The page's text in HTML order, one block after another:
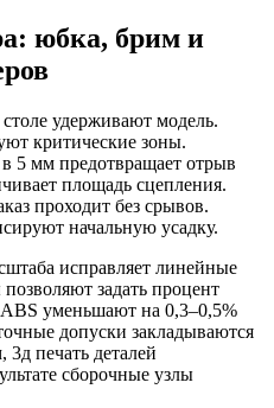
юбка, брим и
удерживают модель.
критические зоны.
5 мм предотвращает отрыв
площадь сцепления.
проходит без срывов.
начальную усадку.
исправляет линейные
задать процент
уменьшают на 0,3–0,5%
допуски закладываются
печать деталей
сборочные узлы